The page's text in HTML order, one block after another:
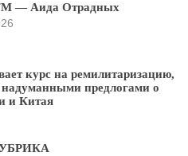
— Аида Отрадных
курс на ремилитаризацию,
надуманными предлогами о
и Китая